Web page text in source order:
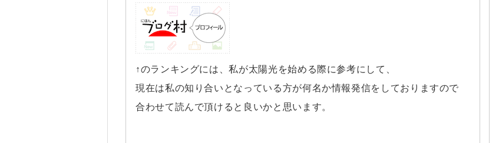
↑のランキングには、私が太陽光を始める際に参考にして、
現在は私の知り合いとなっている方が何名か情報発信をしておりますので
合わせて読んで頂けると良いかと思います。